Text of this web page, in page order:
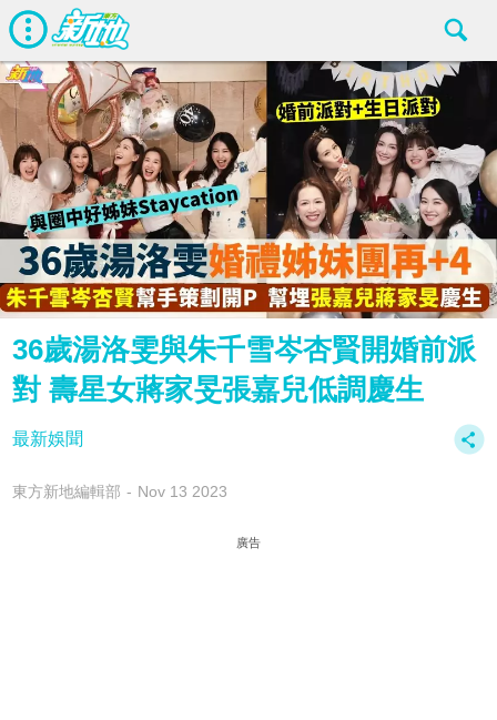
36歲湯洛雯與朱千雪岑杏賢開婚前派
對 壽星女蔣家旻張嘉兒低調慶生
最新娛聞
東方新地編輯部 Nov 13 2023
廣告